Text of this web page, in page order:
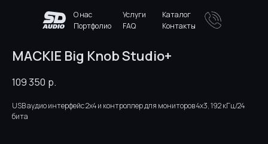
Каталог
Услуги
О нас
Портфолио
FAQ Контакты
MACKIE Big Knob Studio+
109 350 р.
USB аудио интерфейс 2x4 и контроллер для мониторов 4x3, 192 кГц/24
бита